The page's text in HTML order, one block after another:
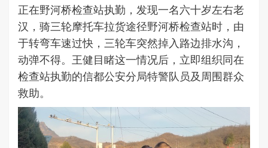
正在野河桥检查站执勤，发现一名六十岁左右老
汉，骑三轮摩托车拉货途径野河桥检查站时，由
于转弯车速过快，三轮车突然掉入路边排水沟，
动弹不得。王健目睹这一情况后，立即组织同在
检查站执勤的信都公安分局特警队员及周围群众
救助。